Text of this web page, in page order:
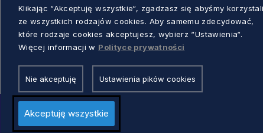
Klikając “Akceptuję wszystkie“, zgadzasz się abyśmy
ze wszystkich rodzajów cookies. Aby samemu zdecydować,
które rodzaje cookies akceptujesz, wybierz “Ustawienia“.
Więcej informacji w Polityce prywatności
Nie akceptuję Ustawienia pików cookies
Akceptuję wszystkie